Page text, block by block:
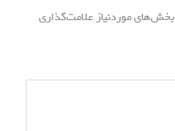
بخش‌های موردنیاز علامت‌گذاری